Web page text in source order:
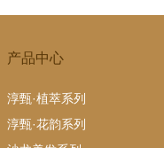
产品中心
淳甄·植萃系列
淳甄·花韵系列